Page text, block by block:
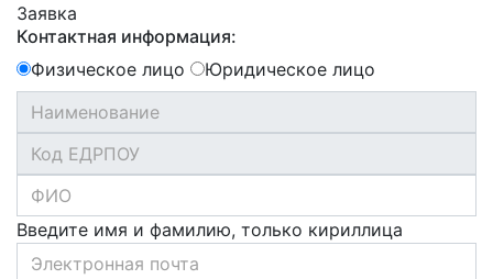
Заявка
Контактная информация:
Физическое лицо
Юридическое лицо
Введите имя и фамилию, только кириллица